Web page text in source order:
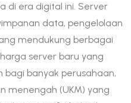
di era digital ini. Server
data, pengelolaan
mendukung berbagai
server baru yang
banyak perusahaan,
menengah (UKM) yang